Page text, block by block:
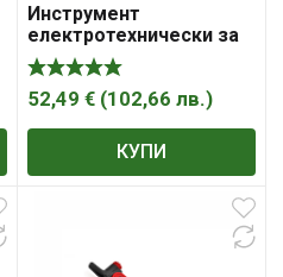
Инструмент
електротехнически за
зачистване на кабели
100mm ф0.3- 1mm
Knipex
52,49 € (102,66 лв.)
КУПИ